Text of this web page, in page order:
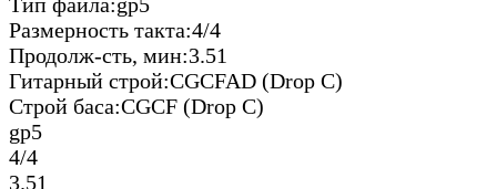
Размерность такта:4/4
Продолж-сть, мин:3.51
Гитарный строй:CGCFAD (Drop C)
Строй баса:CGCF (Drop C)
gp5
4/4
3.51